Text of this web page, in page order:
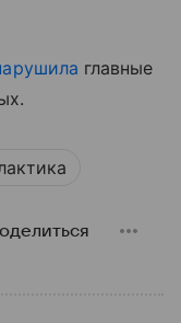
главные